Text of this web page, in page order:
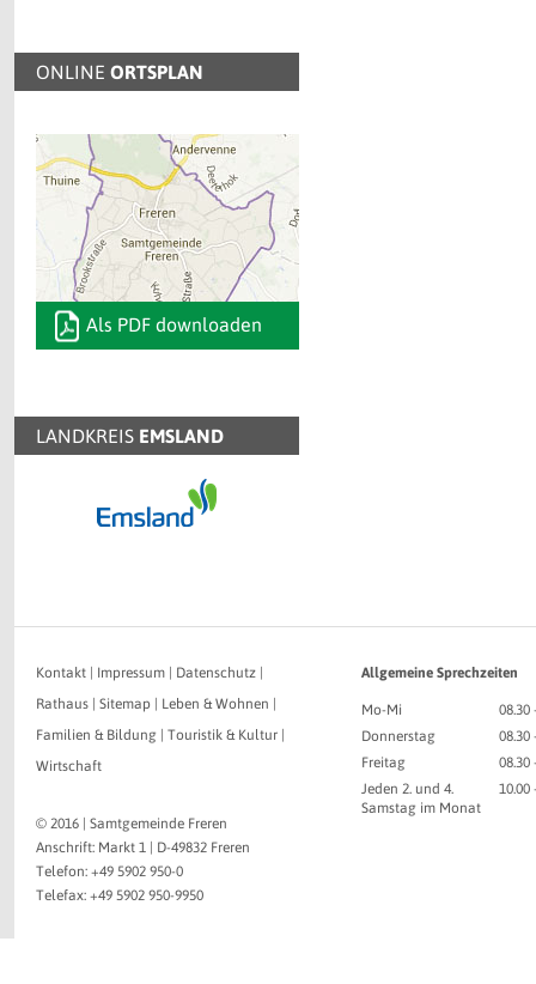
ONLINE ORTSPLAN
Als PDF downloaden
LANDKREIS EMSLAND
Kontakt Impressum Datenschutz
Rathaus
Sitemap Leben & Wohnen
Familien & Bildung
Touristik & Kultur
Wirtschaft
© 2016 | Samtgemeinde Freren
Anschrift: Markt 1 | D-49832 Freren
Telefon: +49 5902 950-0
Telefax: +49 5902 950-9950
Allgemeine Sprechzeiten
Mo-Mi
08.30
Donnerstag
08.30
Freitag
08.30
Jeden 2. und 4.
Samstag im Monat